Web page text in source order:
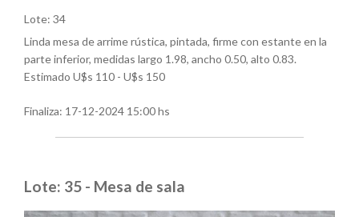
Lote: 34
Linda mesa de arrime rústica, pintada, firme con estante en la
parte inferior, medidas largo 1.98, ancho 0.50, alto 0.83.
Estimado U$s 110 - U$s 150
Finaliza: 17-12-2024 15:00 hs
Lote: 35 - Mesa de sala